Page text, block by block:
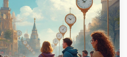
примеры расчётов
советы для
финансами.